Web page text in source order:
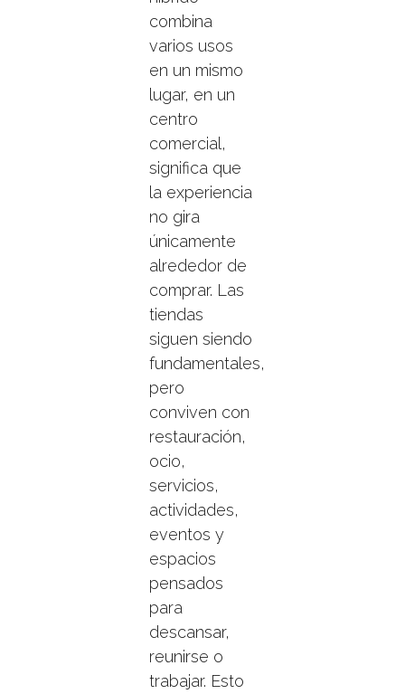
combina
varios usos
en un mismo
lugar, en un
centro
comercial,
significa que
la experiencia
no gira
únicamente
alrededor de
comprar. Las
tiendas
siguen siendo
fundamentales,
pero
conviven con
restauración,
ocio,
servicios,
actividades,
eventos y
espacios
pensados
para
descansar,
reunirse o
trabajar. Esto